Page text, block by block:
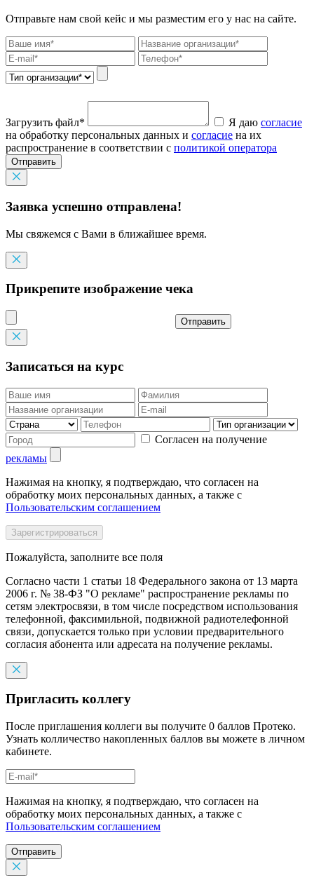
Отправьте нам свой кейс и мы разместим его у нас на сайте.
Загрузить файл* Я даю согласие
на обработку персональных данных и согласие на их
распространение в соответствии с политикой оператора
Отправить
Заявка успешно отправлена!
Мы свяжемся с Вами в ближайшее время.
Прикрепите изображение чека
Отправить
Записаться на курс
Согласен на получение
рекламы
Нажимая на кнопку, я подтверждаю, что согласен на
обработку моих персональных данных, а также с
Пользовательским соглашением
Пожалуйста, заполните все поля
Согласно части 1 статьи 18 Федерального закона от 13 марта
2006 г. № 38-ФЗ "О рекламе" распространение рекламы по
сетям электросвязи, в том числе посредством использования
телефонной, факсимильной, подвижной радиотелефонной
связи, допускается только при условии предварительного
согласия абонента или адресата на получение рекламы.
Пригласить коллегу
После приглашения коллеги вы получите 0 баллов Протеко.
Узнать колличество накопленных баллов вы можете в личном
кабинете.
Нажимая на кнопку, я подтверждаю, что согласен на
обработку моих персональных данных, а также с
Пользовательским соглашением
Отправить